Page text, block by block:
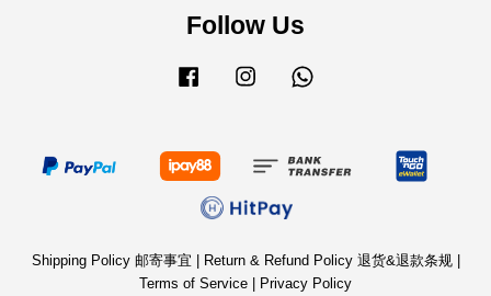
Follow Us
Facebook Instagram
Shipping Policy 邮寄事宜 Return & Refund Policy 退货&退款条规
Terms of Service
Privacy Policy